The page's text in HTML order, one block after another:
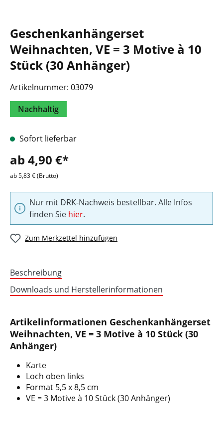
Geschenkanhängerset
Weihnachten, VE = 3 Motive à 10
Stück (30 Anhänger)
Artikelnummer: 03079
Nachhaltig
Sofort lieferbar
ab 4,90 €*
ab 5,83 € (Brutto)
Nur mit DRK-Nachweis bestellbar. Alle Infos
finden Sie hier.
Zum Merkzettel hinzufügen
Beschreibung
Downloads und Herstellerinformationen
Artikelinformationen Geschenkanhängerset
Weihnachten, VE = 3 Motive à 10 Stück (30
Anhänger)
Karte
Loch oben links
Format 5,5 x 8,5 cm
VE = 3 Motive à 10 Stück (30 Anhänger)